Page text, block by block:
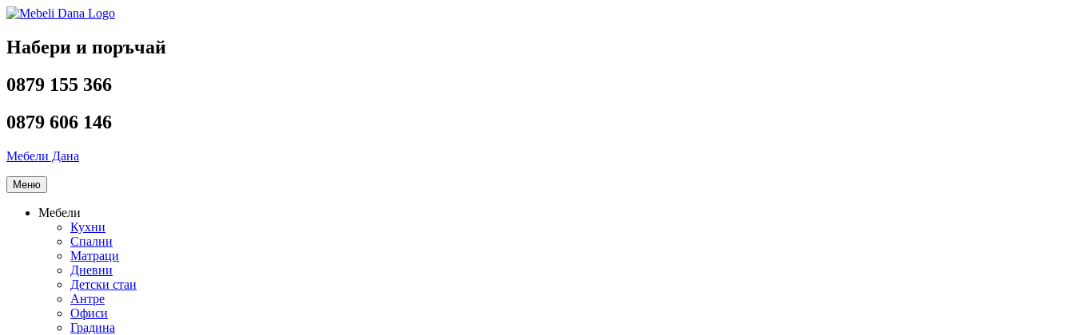
Напред
съдържанието
Набери и поръчай
0879 155 366
0879 606 146
Мебели Дана
Меню
Мебели
Кухни
Спални
Матраци
Дневни
Детски стаи
Антре
Офиси
Градина